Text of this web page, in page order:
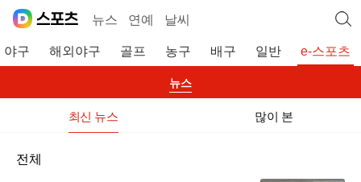
뉴스 연예 날씨
야구 해외야구 골프 농구 배구 일반 e-스포츠
뉴스
최신 뉴스 많이 본
전체